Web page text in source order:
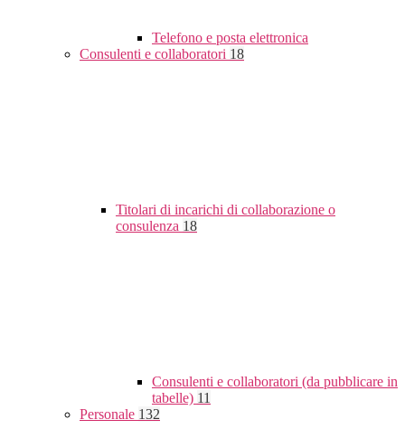
Telefono e posta elettronica
Consulenti e collaboratori 18
Titolari di incarichi di collaborazione o
consulenza 18
Consulenti e collaboratori (da pubblicare in
tabelle) 11
Personale 132